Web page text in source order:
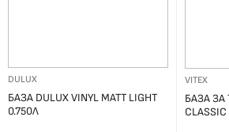
DULUX
БАЗА DULUX VINYL MATT LIGHT
0.750Л
VITEX
БАЗА ЗА